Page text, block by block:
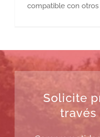
compatible con
Solicite
través